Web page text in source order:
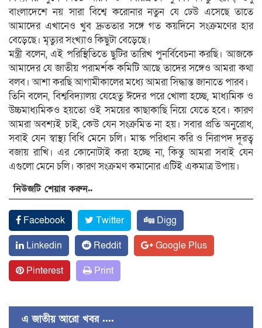
বাংলাদেশে নয় সারা বিশ্বে করোনার নতুন যে ঢেউ এসেছে তাতে
আমাদের এখানেও খুব দ্রুততার সঙ্গে গত কয়দিনে সংক্রমণের হার
বেড়েছে। মৃত্যুর সংখ্যাও কিছুটা বেড়েছে।
মন্ত্রী বলেন, এই পরিস্থিতিতে ছুটির তারিখ পুনর্বিবেচনা করছি। আজকে
আমাদের যে জাতীয় পরামর্শক কমিটি আছে তাদের সঙ্গেও আমরা কথা
বলব। আশা করছি আগামীকালের মধ্যে আমরা সিদ্ধান্ত জানাতে পারব।
তিনি বলেন, বিশ্ববিদ্যালয় যেহেতু ঈদের পরে খোলা হচ্ছে, মাধ্যমিক ও
উচ্চমাধ্যমিকও হয়তো ওই সময়ের কাছাকাছি নিয়ে যেতে হবে। কারণ
আমরা অবশ্যই চাই, কেউ যেন সংক্রমিত না হয়। সবার প্রতি অনুরোধ,
সবাই যেন স্বাস্থ্য বিধি মেনে চলি। মাস্ক পরিধান করি ও নিরাপদ দূরত্ব
বজায় রাখি। এর কোনোটাই করা হচ্ছে না, কিন্তু আমরা সবাই যেন
এগুলো মেনে চলি। কারণ সংক্রমণ কমানোর এটিই একমাত্র উপায়।
নিউজটি শেয়ার করুন..
Facebook Twitter
Digg
Linkedin
Reddit
Google Plus
Pinterest
Print
এ জাতীয় আরো খবর ....